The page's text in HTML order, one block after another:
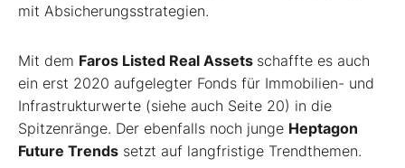
mit Absicherungsstrategien.
Mit dem Faros Listed Real Assets schaffte es auch
ein erst 2020 aufgelegter Fonds für Immobilien- und
Infrastrukturwerte (siehe auch Seite 20) in die
Spitzenränge. Der ebenfalls noch junge Heptagon
Future Trends setzt auf langfristige Trendthemen.